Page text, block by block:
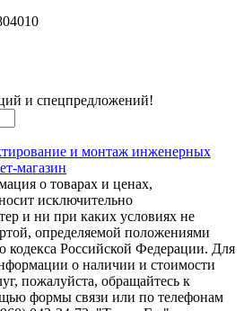
и спецпредложений!
и монтаж инженерных
магазин
о товарах и ценах,
исключительно
и ни при каких условиях не
определяемой положениями
кодекса Российской Федерации. Для
о наличии и стоимости
пожалуйста, обращайтесь к
формы связи или по телефонам